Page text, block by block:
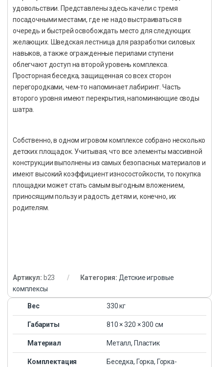
удовольствии. Представлены здесь качели с тремя
посадочными местами, где не надо выстраиваться в
очередь и быстрей освобождать место для следующих
желающих. Шведская лестница для разработки силовых
навыков, а также огражденные перилами ступени
облегчают доступ на второй уровень комплекса.
Просторная беседка, защищенная со всех сторон
перегородками, чем-то напоминает лабиринт. Часть
второго уровня имеют перекрытия, напоминающие своды
шатра.
Собственно, в одном игровом комплексе собрано несколько
детских площадок. Учитывая, что все элементы массивной
конструкции выполнены из самых безопасных материалов и
имеют высокий коэффициент износостойкости, то покупка
площадки может стать самым выгодным вложением,
приносящим пользу и радость детям и, конечно, их
родителям.
Артикул: b23 Категория: Детские игровые
комплексы
Вес 330 кг
Габариты 810 × 320 × 300 см
Материал Металл, Пластик
Комплектация Беседка, Горка, Горка-